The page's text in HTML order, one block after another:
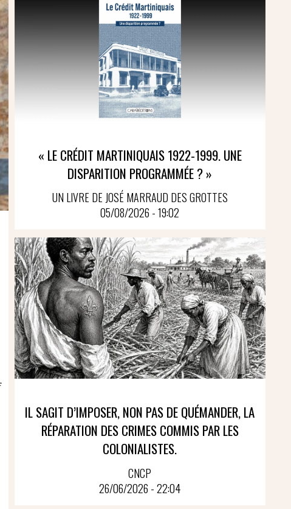
« LE CRÉDIT MARTINIQUAIS 1922-1999. UNE
DISPARITION PROGRAMMÉE ? »
UN LIVRE DE JOSÉ MARRAUD DES GROTTES
05/08/2026 - 19:02
IL SAGIT D’IMPOSER, NON PAS DE QUÉMANDER, LA
RÉPARATION DES CRIMES COMMIS PAR LES
COLONIALISTES.
CNCP
26/06/2026 - 22:04